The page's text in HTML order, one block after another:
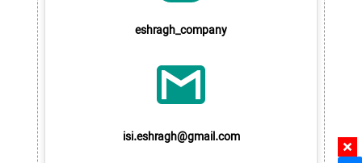
eshragh_company
isi.eshragh@gmail.com